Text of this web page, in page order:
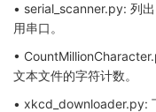
• serial_scanner.py: 列
用串口。
•
文本文件的字符计数。
• xkcd_downloader.py: